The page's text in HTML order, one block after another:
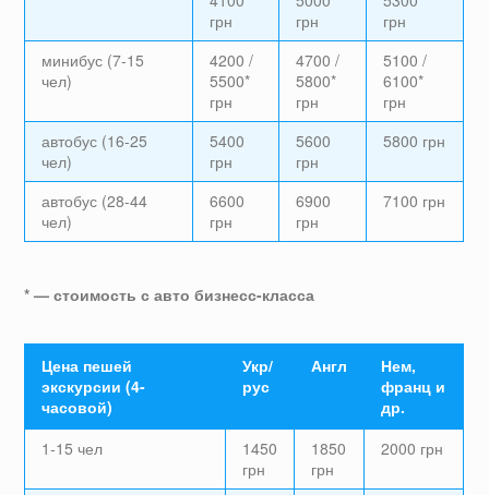
грн
грн
грн
минибус (7-15
чел)
4200 /
5500*
грн
4700 /
5800*
грн
5100 /
6100*
грн
автобус (16-25
чел)
5400
грн
5600
грн
5800 грн
автобус (28-44
чел)
6600
грн
6900
грн
7100 грн
* — стоимость с авто бизнесс-класса
Цена пешей
экскурсии (4-
часовой)
Укр/
рус
Англ
Нем,
франц и
др.
1-15 чел
1450
грн
1850
грн
2000 грн